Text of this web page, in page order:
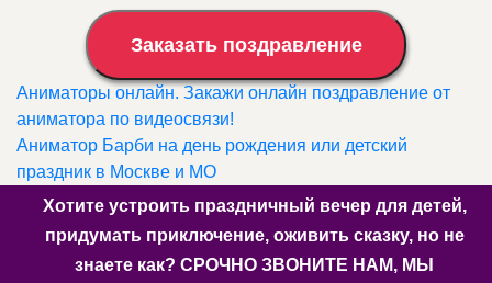
Заказать поздравление
Аниматоры онлайн. Закажи онлайн поздравление от
аниматора по видеосвязи!
Аниматор Барби на день рождения или детский
праздник в Москве и МО
Хотите устроить праздничный вечер для детей,
придумать приключение, оживить сказку, но не
знаете как? СРОЧНО ЗВОНИТЕ НАМ, МЫ